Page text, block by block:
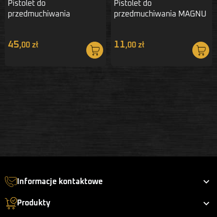
Pistolet do
przedmuchiwania
45,00 zł
Pistolet do
przedmuchiwania MAGNU
11,00 zł
Informacje kontaktowe 
Produkty 